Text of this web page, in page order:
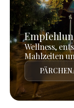
Wellness,
Mahlzeiten